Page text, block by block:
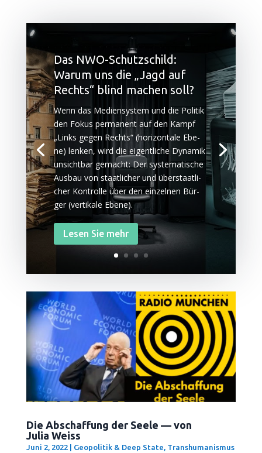
Das NWO-Schutzschild:
Warum uns die „Jagd auf
Rechts“ blind machen soll?
Wenn das Medi­en­sys­tem und die Poli­tik
den Fokus per­ma­nent auf den Kampf
„Links gegen Rechts“ (hori­zon­ta­le Ebe­
ne) len­ken, wird die eigent­li­che Dyna­mik
unsicht­bar gemacht: Der sys­te­ma­ti­sche
Aus­bau von staat­li­cher und über­staat­li­
cher Kon­trol­le über den ein­zel­nen Bür­
ger (ver­ti­ka­le Ebene).
Lesen Sie mehr
Die Abschaffung der Seele — von
Julia Weiss
Juni 2, 2022| Geopolitik & Deep State, Transhumanismus